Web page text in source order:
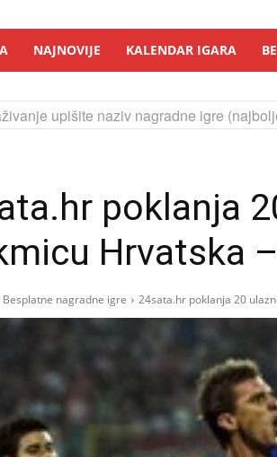
NAJNOVIJE KALENDAR IGARA
upišite naziv nagradne igre
poklanja
Hrvatska
Besplatne nagradne igre 24sata.hr poklanja 20